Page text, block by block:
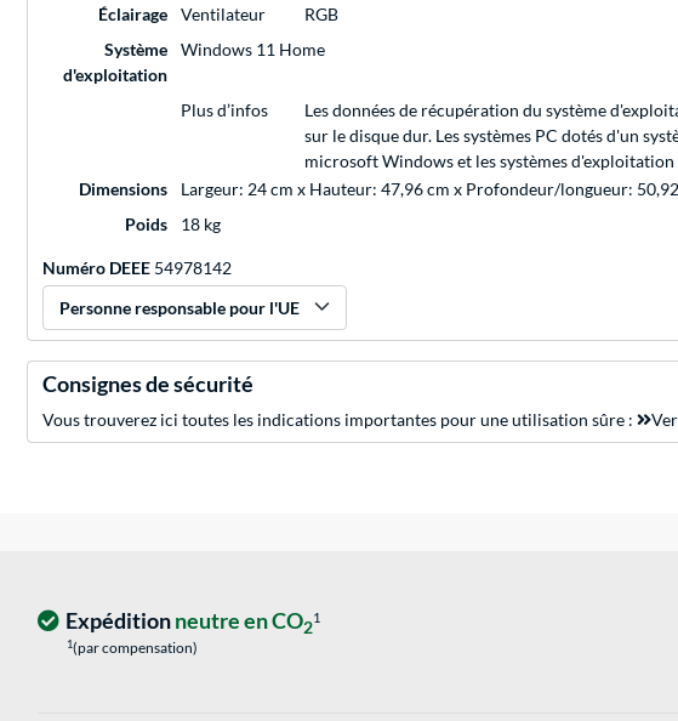
Éclairage Ventilateur
RGB
Système
d'exploitation
Windows 11 Home
Plus d’infos
Les données de récupération du système
sur le disque dur. Les systèmes PC dotés d'un
microsoft Windows et les systèmes
Dimensions
Largeur: 24 cm x Hauteur: 47,96 cm x Profondeur/longueur:
Poids
18 kg
Numéro DEEE 54978142
Personne responsable pour l'UE
Consignes de sécurité
Vous trouverez ici toutes les indications importantes pour une utilisation sûre :
Expéditionneutre en CO21
1(par compensation)